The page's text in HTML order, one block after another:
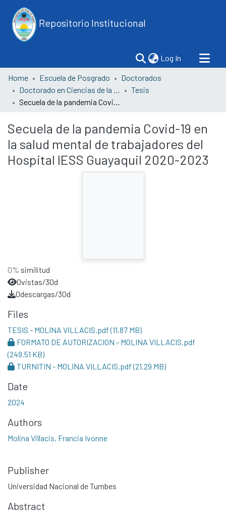
Repositorio Institucional
Log In (current)
Home Escuela de Posgrado
Doctorados
Doctorado en Ciencias de la Salud
Tesis
Secuela de la pandemia Covid-19 en la salud mental de trabajadores del Hospital IESS Guayaquil 2020-2023
Secuela de la pandemia Covid-19 en
la salud mental de trabajadores del
Hospital IESS Guayaquil 2020-2023
0% similitud
0vistas/30d
0descargas/30d
Files
TESIS - MOLINA VILLACIS.pdf(11.87 MB)
FORMATO DE AUTORIZACION - MOLINA VILLACIS.pdf
(249.51 KB)
TURNITIN - MOLINA VILLACIS.pdf(21.29 MB)
Date
2024
Authors
Molina Villacis, Francia Ivonne
Publisher
Universidad Nacional de Tumbes
Abstract